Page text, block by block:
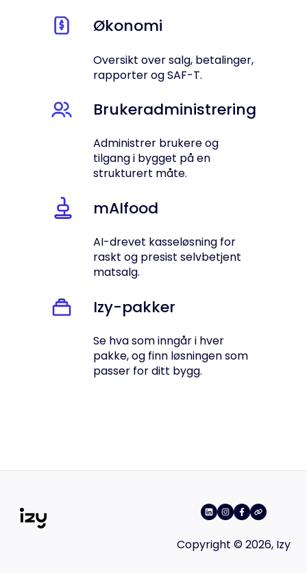
Økonomi
Oversikt over salg, betalinger,
rapporter og SAF-T.
Brukeradministrering
Administrer brukere og
tilgang i bygget på en
strukturert måte.
mAIfood
AI-drevet kasseløsning for
raskt og presist selvbetjent
matsalg.
Izy-pakker
Se hva som inngår i hver
pakke, og finn løsningen som
passer for ditt bygg.
Copyright © 2026, Izy